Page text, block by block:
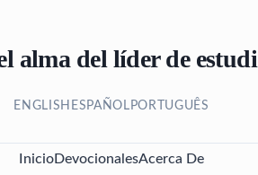
alma del líder de
ENGLISH ESPAÑOL PORTUGUÊS
InicioDevocionalesAcerca De